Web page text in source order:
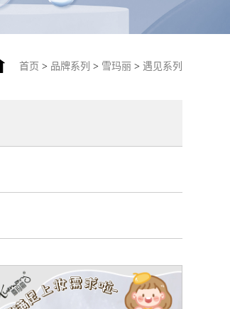
首页 > 品牌系列 > 雪玛丽 > 遇见系列